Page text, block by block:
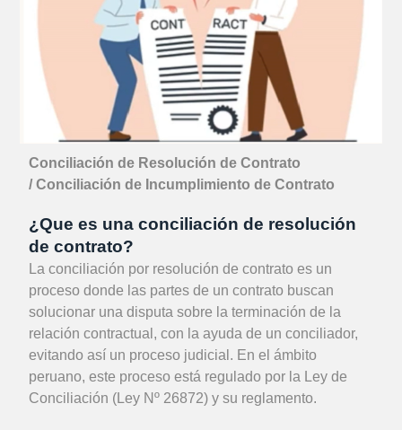
Conciliación de Resolución de Contrato
/Conciliación de Incumplimiento de Contrato
¿Que es una conciliación de resolución
de contrato?
La conciliación por resolución de contrato es un
proceso donde las partes de un contrato buscan
solucionar una disputa sobre la terminación de la
relación contractual, con la ayuda de un conciliador,
evitando así un proceso judicial. En el ámbito
peruano, este proceso está regulado por la Ley de
Conciliación (Ley Nº 26872) y su reglamento.